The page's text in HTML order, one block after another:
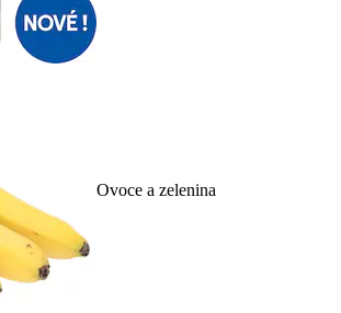
Ovoce a zelenina